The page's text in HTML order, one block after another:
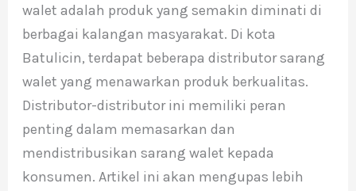
walet adalah produk yang semakin diminati di
berbagai kalangan masyarakat. Di kota
Batulicin, terdapat beberapa distributor sarang
walet yang menawarkan produk berkualitas.
Distributor-distributor ini memiliki peran
penting dalam memasarkan dan
mendistribusikan sarang walet kepada
konsumen. Artikel ini akan mengupas lebih
Batulicin